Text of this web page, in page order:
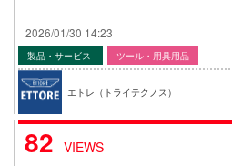
2026/01/30 14:23
製品・サービス ツール・用具用品
エトレ（トライテクノス）
82 VIEWS